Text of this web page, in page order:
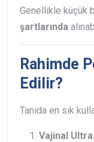
Genellikle küçük
şartlarında
Rahimde
Edilir?
Tanıda en sık
Vajinal